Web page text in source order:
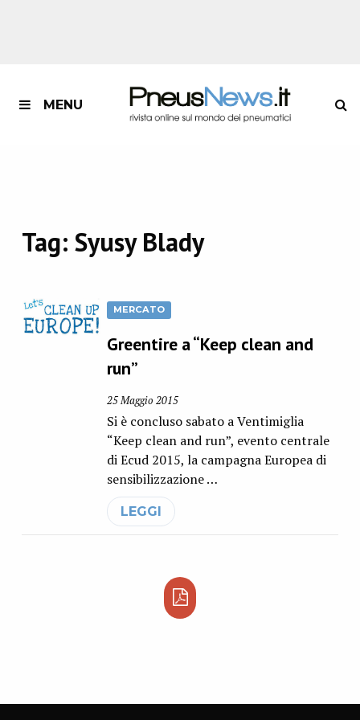
MENU
Tag: Syusy Blady
MERCATO
Greentire a “Keep clean and
run”
25 Maggio 2015
Si è concluso sabato a Ventimiglia
“Keep clean and run”, evento centrale
di Ecud 2015, la campagna Europea di
sensibilizzazione …
LEGGI